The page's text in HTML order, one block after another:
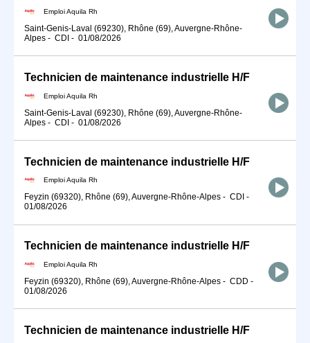
Emploi Aquila Rh
Saint-Genis-Laval (69230), Rhône (69), Auvergne-Rhône-
Alpes - CDI - 01/08/2026
Technicien de maintenance industrielle H/F
Emploi Aquila Rh
Saint-Genis-Laval (69230), Rhône (69), Auvergne-Rhône-
Alpes - CDI - 01/08/2026
Technicien de maintenance industrielle H/F
Emploi Aquila Rh
Feyzin (69320), Rhône (69), Auvergne-Rhône-Alpes - CDI -
01/08/2026
Technicien de maintenance industrielle H/F
Emploi Aquila Rh
Feyzin (69320), Rhône (69), Auvergne-Rhône-Alpes - CDD -
01/08/2026
Technicien de maintenance industrielle H/F